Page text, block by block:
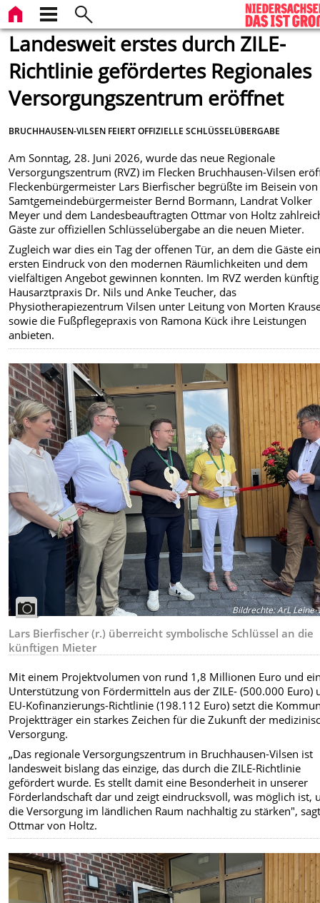
Landesweit erstes durch ZILE-
Richtlinie gefördertes Regionales
Versorgungszentrum eröffnet
BRUCHHAUSEN-VILSEN FEIERT OFFIZIELLE SCHLÜSSELÜBERGABE
Am Sonntag, 28. Juni 2026, wurde das neue Regionale
Versorgungszentrum (RVZ) im Flecken Bruchhausen-Vilsen
Fleckenbürgermeister Lars Bierfischer begrüßte im Beisein von
Samtgemeindebürgermeister Bernd Bormann, Landrat Volker
Meyer und dem Landesbeauftragten Ottmar von Holtz
Gäste zur offiziellen Schlüsselübergabe an die neuen Mieter.
Zugleich war dies ein Tag der offenen Tür, an dem die Gäste
ersten Eindruck von den modernen Räumlichkeiten und dem
vielfältigen Angebot gewinnen konnten. Im RVZ werden
Hausarztpraxis Dr. Nils und Anke Teucher, das
Physiotherapiezentrum Vilsen unter Leitung von Morten
sowie die Fußpflegepraxis von Ramona Kück ihre Leistungen
anbieten.
Bildrechte:ArL Leine-
Lars Bierfischer (r.) überreicht symbolische Schlüssel an die
künftigen Mieter
Mit einem Projektvolumen von rund 1,8 Millionen Euro und
Unterstützung von Fördermitteln aus der ZILE- (500.000 Euro)
EU-Kofinanzierungs-Richtlinie (198.112 Euro) setzt die
Projektträger ein starkes Zeichen für die Zukunft der
Versorgung.
„Das regionale Versorgungszentrum in Bruchhausen-Vilsen ist
landesweit bislang das einzige, das durch die ZILE-Richtlinie
gefördert wurde. Es stellt damit eine Besonderheit in unserer
Förderlandschaft dar und zeigt eindrucksvoll, was möglich ist,
die Versorgung im ländlichen Raum nachhaltig zu stärken",
Ottmar von Holtz.